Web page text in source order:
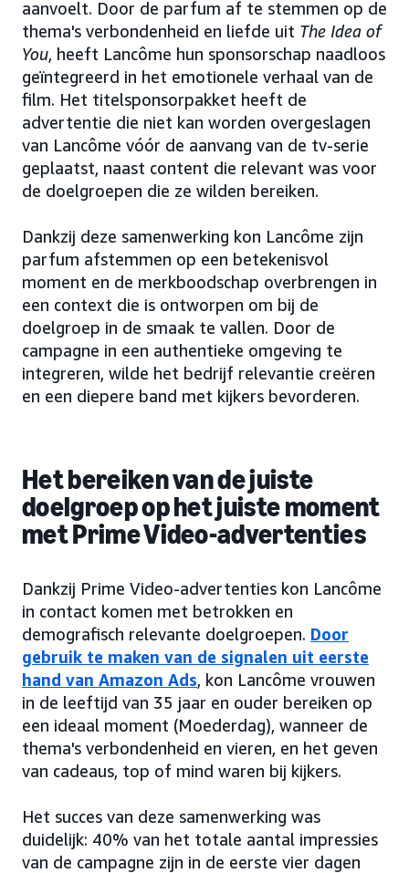
aanvoelt. Door de parfum af te stemmen op de
thema's verbondenheid en liefde uit The Idea of
You, heeft Lancôme hun sponsorschap naadloos
geïntegreerd in het emotionele verhaal van de
film. Het titelsponsorpakket heeft de
advertentie die niet kan worden overgeslagen
van Lancôme vóór de aanvang van de tv-serie
geplaatst, naast content die relevant was voor
de doelgroepen die ze wilden bereiken.
Dankzij deze samenwerking kon Lancôme zijn
parfum afstemmen op een betekenisvol
moment en de merkboodschap overbrengen in
een context die is ontworpen om bij de
doelgroep in de smaak te vallen. Door de
campagne in een authentieke omgeving te
integreren, wilde het bedrijf relevantie creëren
en een diepere band met kijkers bevorderen.
Het bereiken van de juiste
doelgroep op het juiste moment
met Prime Video-advertenties
Dankzij Prime Video-advertenties kon Lancôme
in contact komen met betrokken en
demografisch relevante doelgroepen. Door
gebruik te maken van de signalen uit eerste
hand van Amazon Ads, kon Lancôme vrouwen
in de leeftijd van 35 jaar en ouder bereiken op
een ideaal moment (Moederdag), wanneer de
thema's verbondenheid en vieren, en het geven
van cadeaus, top of mind waren bij kijkers.
Het succes van deze samenwerking was
duidelijk: 40% van het totale aantal impressies
van de campagne zijn in de eerste vier dagen